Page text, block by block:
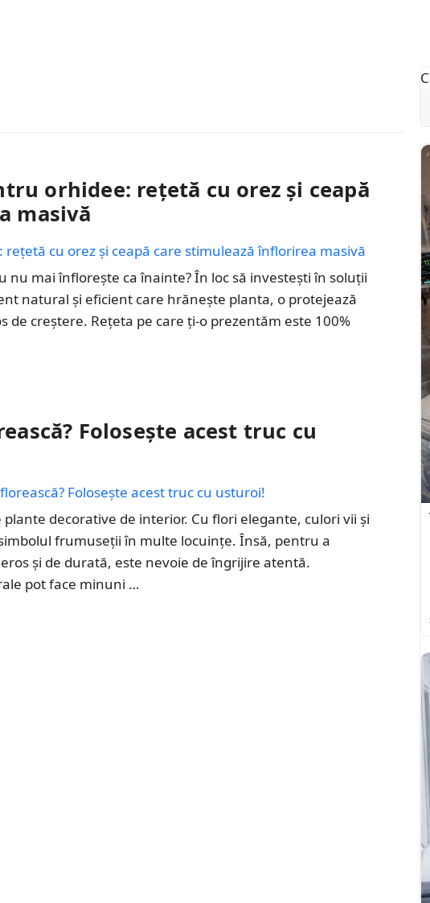
orhidee: rețetă cu orez și ceapă
masivă
nu mai înflorește ca înainte? În loc să investești în soluții
natural și eficient care hrănește planta, o protejează
de creștere. Rețeta pe care ți-o prezentăm este 100%
Folosește acest truc cu
decorative de interior. Cu flori elegante, culori vii și
frumuseții în multe locuințe. Însă, pentru a
și de durată, este nevoie de îngrijire atentă.
pot face minuni …